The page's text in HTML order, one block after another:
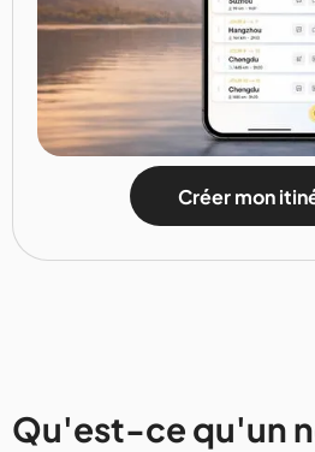
Créer mon
Qu'est-ce qu'un